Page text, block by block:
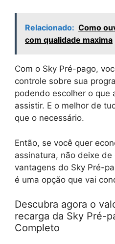
Relacionado: Como
com qualidade maxima
Com o Sky Pré-pago,
controle sobre sua
podendo escolher o que
assistir. E o melhor de
que o necessário.
Então, se você quer
assinatura, não deixe de
vantagens do Sky Pré-
é uma opção que vai
Descubra agora o
recarga da Sky Pré-
Completo